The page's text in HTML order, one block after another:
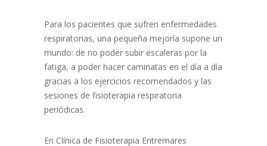
Para los pacientes que sufren enfermedades
respiratorias, una pequeña mejoría supone un
mundo: de no poder subir escaleras por la
fatiga, a poder hacer caminatas en el día a día
gracias a los ejercicios recomendados y las
sesiones de fisioterapia respiratoria
periódicas.
En Clínica de Fisioterapia Entremares